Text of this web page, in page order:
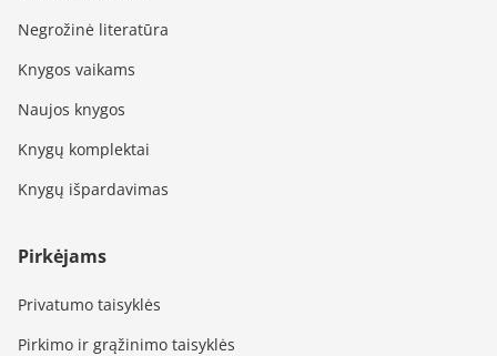
Negrožinė literatūra
Knygos vaikams
Naujos knygos
Knygų komplektai
Knygų išpardavimas
Pirkėjams
Privatumo taisyklės
Pirkimo ir grąžinimo taisyklės